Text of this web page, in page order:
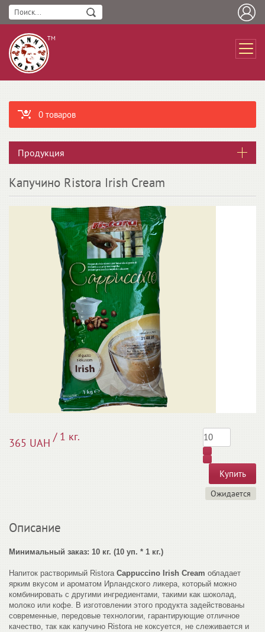
ТМ
0 товаров
Продукция
Капучино Ristora Irish Cream
365 UAH / 1 кг.
Ожидается
Описание
Минимальный заказ: 10 кг. (10 уп. * 1 кг.)
Напиток растворимый Ristora Cappuccino Irish Cream обладает
ярким вкусом и ароматом Ирландского ликера, который можно
комбинировать с другими ингредиентами, такими как шоколад,
молоко или кофе. В изготовлении этого продукта задействованы
современные, передовые технологии, гарантирующие отличное
качество, так как капучино Ristora не коксуется, не слеживается и